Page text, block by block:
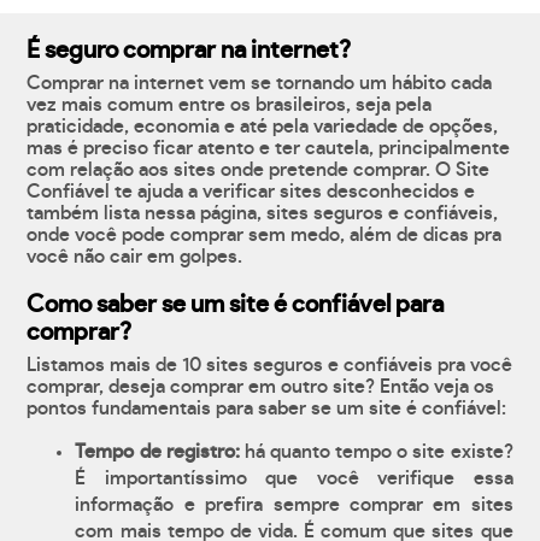
É seguro comprar na internet?
Comprar na internet vem se tornando um hábito cada
vez mais comum entre os brasileiros, seja pela
praticidade, economia e até pela variedade de opções,
mas é preciso ficar atento e ter cautela, principalmente
com relação aos sites onde pretende comprar. O Site
Confiável te ajuda a verificar sites desconhecidos e
também lista nessa página, sites seguros e confiáveis,
onde você pode comprar sem medo, além de dicas pra
você não cair em golpes.
Como saber se um site é confiável para
comprar?
Listamos mais de 10 sites seguros e confiáveis pra você
comprar, deseja comprar em outro site? Então veja os
pontos fundamentais para saber se um site é confiável:
Tempo de registro:há quanto tempo o site existe?
É importantíssimo que você verifique essa
informação e prefira sempre comprar em sites
com mais tempo de vida. É comum que sites que